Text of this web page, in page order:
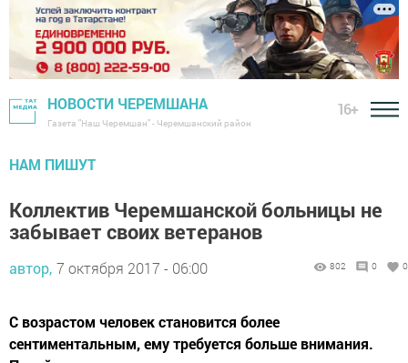
НОВОСТИ ЧЕРЕМШАНА
Газета "Наш Черемшан" - Черемшанский район
16+
НАМ ПИШУТ
Коллектив Черемшанской больницы не
забывает своих ветеранов
автор, 7 октября 2017 - 06:00 802 0 0
С возрастом человек становится более
сентиментальным, ему требуется больше внимания.